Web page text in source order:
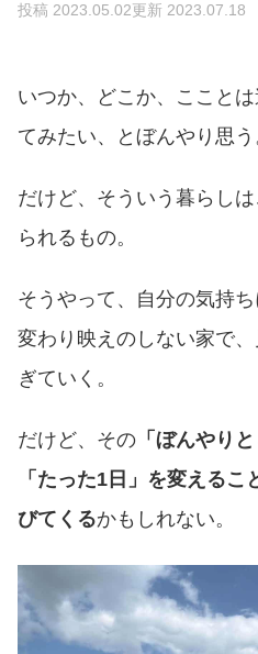
投稿 2023.05.02更新 2023.07.18
いつか、どこか、ここと
てみたい、とぼんやり思う
だけど、そういう暮らし
られるもの。
そうやって、自分の気持
変わり映えのしない家で
ぎていく。
だけど、その 「ぼんやり
「たった1日」を変える
びてくるかもしれない。